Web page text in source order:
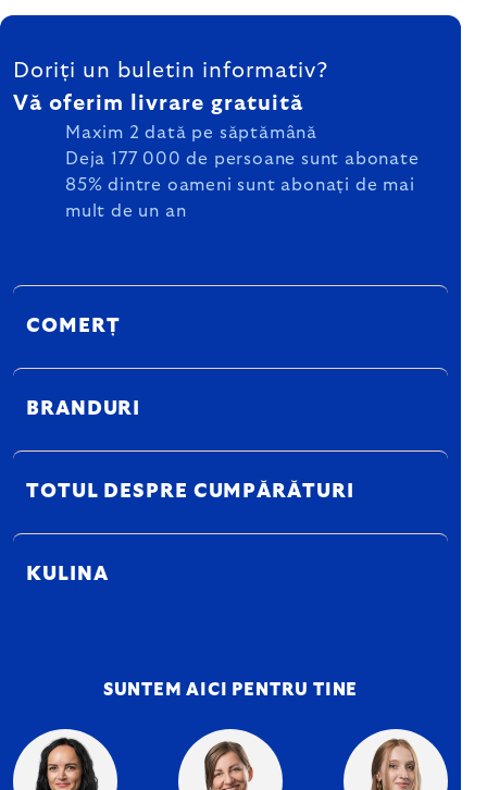
SUBSOL
Doriți un buletin informativ?
Vă oferim livrare gratuită
Maxim 2 dată pe săptămână
Deja 177 000 de persoane sunt abonate
85% dintre oameni sunt abonați de mai
mult de un an
COMERȚ
BRANDURI
TOTUL DESPRE CUMPĂRĂTURI
KULINA
SUNTEM AICI PENTRU TINE